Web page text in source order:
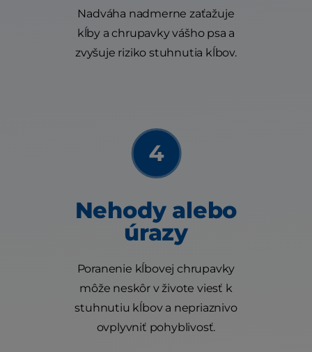
Nadváha nadmerne zaťažuje
kĺby a chrupavky vášho psa a
zvyšuje riziko stuhnutia kĺbov.
Nehody alebo
úrazy
Poranenie kĺbovej chrupavky
môže neskôr v živote viesť k
stuhnutiu kĺbov a nepriaznivo
ovplyvniť pohyblivosť.